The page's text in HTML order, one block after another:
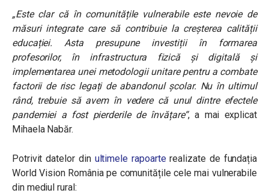
„Este clar că în comunitățile vulnerabile este nevoie de
măsuri integrate care să contribuie la creșterea calității
educației. Asta presupune investiții în formarea
profesorilor, în infrastructura fizică și digitală și
implementarea unei metodologii unitare pentru a combate
factorii de risc legați de abandonul școlar. Nu în ultimul
rând, trebuie să avem în vedere că unul dintre efectele
pandemiei a fost pierderile de învățare“, a mai explicat
Mihaela Nabăr.
Potrivit datelor din ultimele rapoarterealizate de fundația
World Vision România pe comunitățile cele mai vulnerabile
din mediul rural: